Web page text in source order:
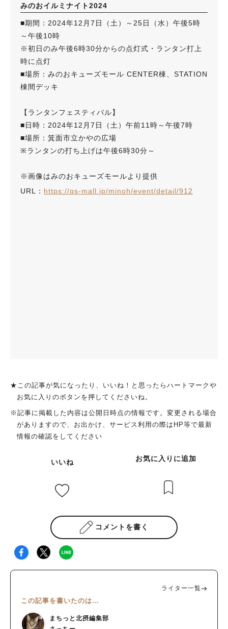
みのおイルミナイト2024
■期間：2024年12月7日（土）～25日（水）午後5時
～午後10時
※初日のみ午後6時30分からの点灯式・ランタン打上
時に点灯
■場所：みのおキューズモール CENTER棟、STATION
棟間デッキ
【ランタンフェスティバル】
■日時：2024年12月7日（土）午前11時～午後7時
■場所：箕面市立かやの広場
※ランタンの打ち上げは午後6時30分～
※画像はみのおキューズモールより提供
URL： https://qs-mall.jp/minoh/event/detail/912
★この記事が気になったり、いいね！と思ったらハートマークや
お気に入りのボタンを押してくださいね。
※記事に掲載した内容は公開日時点の情報です。変更される場合
がありますので、お出かけ、サービス利用の際はHP等で最新
情報の確認をしてください
いいね お気に入りに追加
コメントを書く
ライター一覧
この記事を書いたのは…
まちっと北摂編集部